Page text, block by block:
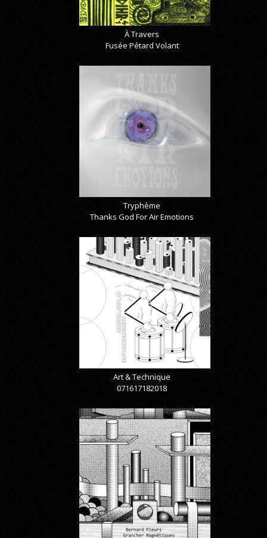
À Travers
Fusée Pétard Volant
Tryphème
Thanks God For Air Emotions
Art & Technique
071617182018